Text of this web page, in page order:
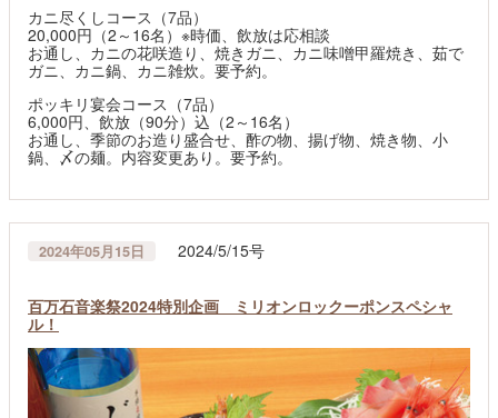
カニ尽くしコース（7品）
20,000円（2～16名）※時価、飲放は応相談
お通し、カニの花咲造り、焼きガニ、カニ味噌甲羅焼き、茹で
ガニ、カニ鍋、カニ雑炊。要予約。
ポッキリ宴会コース（7品）
6,000円、飲放（90分）込（2～16名）
お通し、季節のお造り盛合せ、酢の物、揚げ物、焼き物、小
鍋、〆の麺。内容変更あり。要予約。
2024年05月15日 2024/5/15号
百万石音楽祭2024特別企画 ミリオンロックーポンスペシャ
ル！